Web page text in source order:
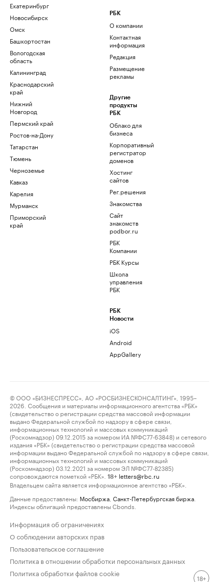
Екатеринбург
Новосибирск
Омск
Башкортостан
Вологодская
область
Калининград
Краснодарский
край
Нижний
Новгород
Пермский край
Ростов-на-Дону
Татарстан
Тюмень
Черноземье
Кавказ
Карелия
Мурманск
Приморский
край
РБК
О компании
Контактная
информация
Редакция
Размещение
рекламы
Другие
продукты
РБК
Облако для
бизнеса
Корпоративный
регистратор
доменов
Хостинг
сайтов
Рег.решения
Знакомства
Сайт
знакомств
podbor.ru
РБК
Компании
РБК Курсы
Школа
управления
РБК
РБК
Новости
iOS
Android
AppGallery
© ООО «БИЗНЕСПРЕСС», АО «РОСБИЗНЕСКОНСАЛТИНГ», 1995–
2026. Сообщения и материалы информационного агентства «РБК»
(свидетельство о регистрации средства массовой информации
выдано Федеральной службой по надзору в сфере связи,
информационных технологий и массовых коммуникаций
(Роскомнадзор) 09.12.2015 за номером ИА №ФС77-63848) и сетевого
издания «РБК» (свидетельство о регистрации средства массовой
информации выдано Федеральной службой по надзору в сфере связи,
информационных технологий и массовых коммуникаций
(Роскомнадзор) 03.12.2021 за номером ЭЛ №ФС77-82385)
сопровождаются пометкой «РБК».
18+ letters@rbc.ru
Владельцем сайта является информационное агентство «РБК».
Данные предоставлены: Мосбиржа Санкт-Петербургская биржа
Индексы облигаций предоставлены Cbonds.
Информация об ограничениях
О соблюдении авторских прав
Пользовательское соглашение
Политика в отношении обработки персональных данных
Политика обработки файлов cookie
18+